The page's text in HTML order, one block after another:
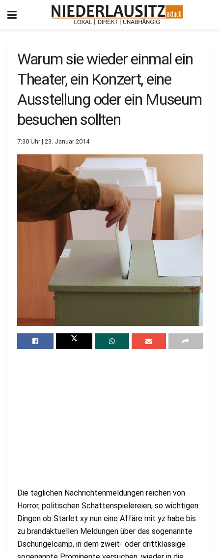
Warum sie wieder einmal ein
Theater, ein Konzert, eine
Ausstellung oder ein Museum
besuchen sollten
7:30 Uhr | 23. Januar 2014
Die täglichen Nachrichtenmeldungen reichen von
Horror, politischen Schattenspielereien, so wichtigen
Dingen ob Starlet xy nun eine Affäre mit yz habe bis
zu brandaktuellen Meldungen über das sogenannte
Dschungelcamp, in dem zweit- oder drittklassige